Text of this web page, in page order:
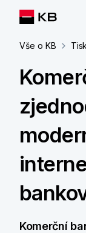
Vše o KB
Komerční